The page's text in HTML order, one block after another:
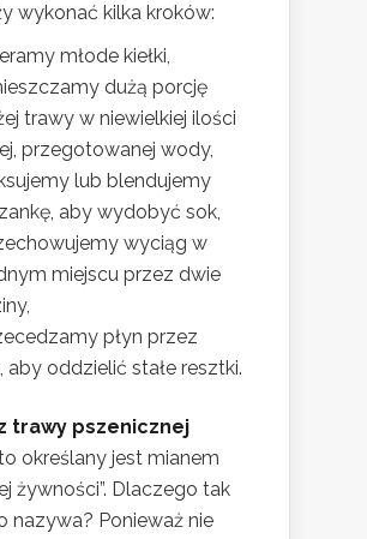
wykonać kilka kroków:
młode kiełki,
dużą porcję
trawy w niewielkiej ilości
przegotowanej wody,
lub blendujemy
aby wydobyć sok,
wyciąg w
miejscu przez dwie
płyn przez
aby oddzielić stałe resztki.
trawy pszenicznej
określany jest mianem
żywności”. Dlaczego tak
nazywa? Ponieważ nie